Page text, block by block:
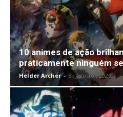
10 animes de ação
praticamente ninguém
Helder Archer - 5 , Agosto , 2026